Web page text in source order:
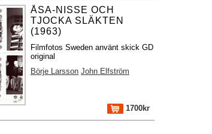
ÅSA-NISSE OCH
TJOCKA SLÄKTEN
(1963)
Filmfotos Sweden använt skick GD
original
Börje Larsson John Elfström
1700kr